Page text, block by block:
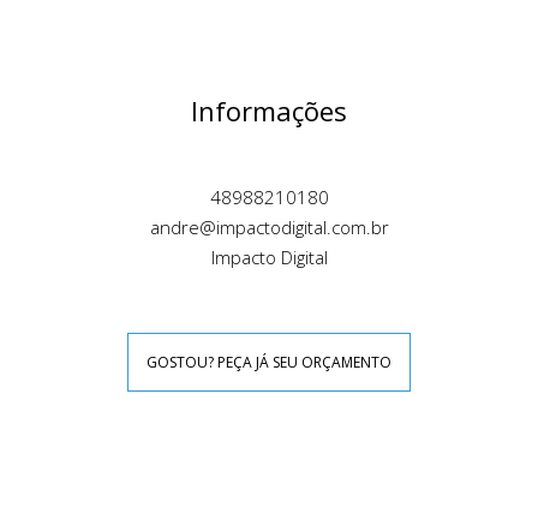
Informações
48988210180
andre@impactodigital.com.br
Impacto Digital
GOSTOU? PEÇA JÁ SEU ORÇAMENTO